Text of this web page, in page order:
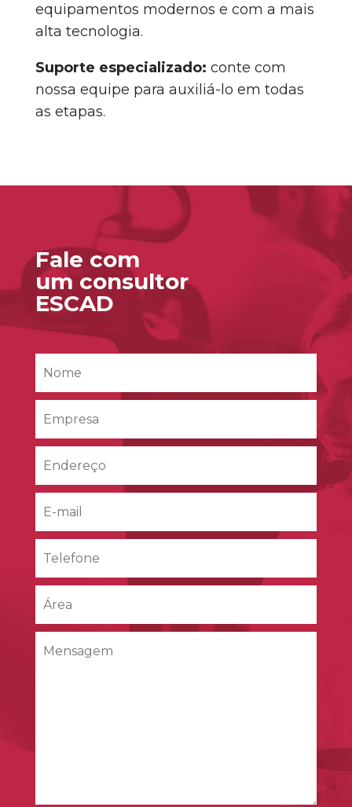
equipamentos modernos e com a mais
alta tecnologia.
Suporte especializado: conte com
nossa equipe para auxiliá-lo em todas
as etapas.
Fale com
um consultor
ESCAD